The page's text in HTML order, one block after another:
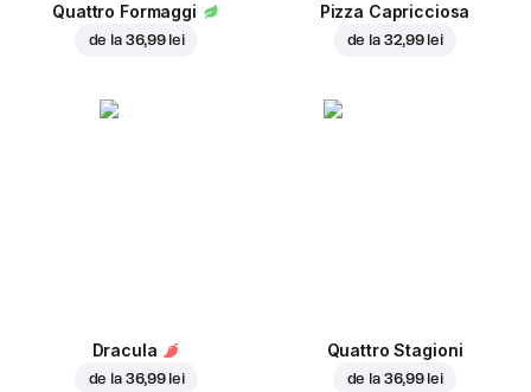
Quattro Formaggi
de la 36,99 lei
Pizza Capricciosa
de la 32,99 lei
Dracula
de la 36,99 lei
Quattro Stagioni
de la 36,99 lei